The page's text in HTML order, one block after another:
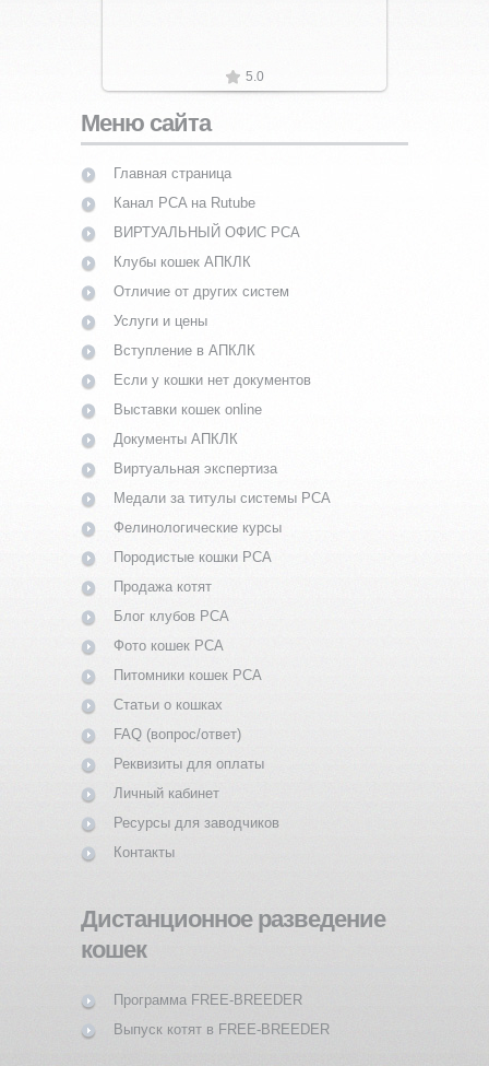
5.0
Меню сайта
Главная страница
Канал PCA на Rutube
ВИРТУАЛЬНЫЙ ОФИС PCA
Клубы кошек АПКЛК
Отличие от других систем
Услуги и цены
Вступление в АПКЛК
Если у кошки нет документов
Выставки кошек online
Документы АПКЛК
Виртуальная экспертиза
Медали за титулы системы PCA
Фелинологические курсы
Породистые кошки PCA
Продажа котят
Блог клубов PCA
Фото кошек PCA
Питомники кошек PCA
Статьи о кошках
FAQ (вопрос/ответ)
Реквизиты для оплаты
Личный кабинет
Ресурсы для заводчиков
Контакты
Дистанционное разведение
кошек
Программа FREE-BREEDER
Выпуск котят в FREE-BREEDER